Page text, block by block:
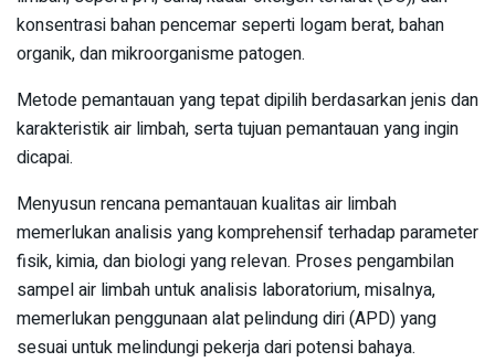
konsentrasi bahan pencemar seperti logam berat, bahan
organik, dan mikroorganisme patogen.
Metode pemantauan yang tepat dipilih berdasarkan jenis dan
karakteristik air limbah, serta tujuan pemantauan yang ingin
dicapai.
Menyusun rencana pemantauan kualitas air limbah
memerlukan analisis yang komprehensif terhadap parameter
fisik, kimia, dan biologi yang relevan. Proses pengambilan
sampel air limbah untuk analisis laboratorium, misalnya,
memerlukan penggunaan alat pelindung diri (APD) yang
sesuai untuk melindungi pekerja dari potensi bahaya.